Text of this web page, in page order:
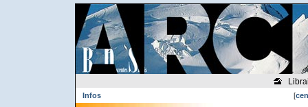
[
Infos